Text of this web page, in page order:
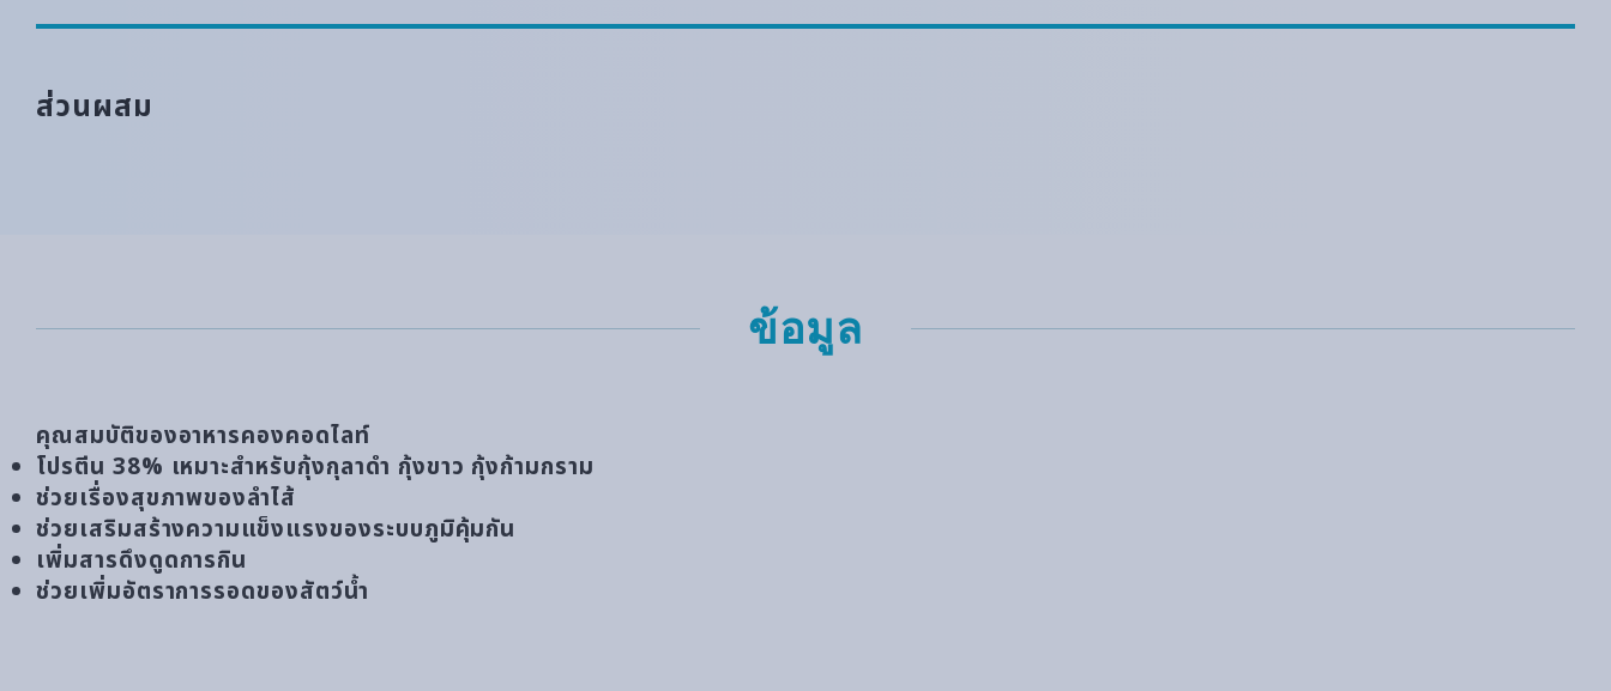
ส่วนผสม
ข้อมูล
คุณสมบัติของอาหารคองคอดไลท์
โปรตีน 38% เหมาะสำหรับกุ้งกุลาดำ กุ้งขาว กุ้งก้ามกราม
ช่วยเรื่องสุขภาพของลำไส้
ช่วยเสริมสร้างความแข็งแรงของระบบภูมิคุ้มกัน
เพิ่มสารดึงดูดการกิน
ช่วยเพิ่มอัตราการรอดของสัตว์น้ำ